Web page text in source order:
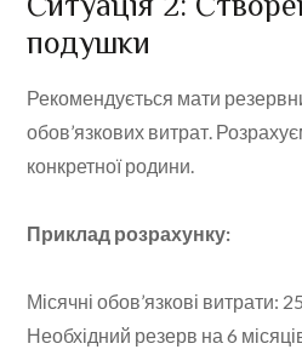
подушки
Рекомендується мати
обов’язкових витрат.
конкретної родини.
Приклад розрахунку:
Місячні обов’язкові витрати:
Необхідний резерв на 6